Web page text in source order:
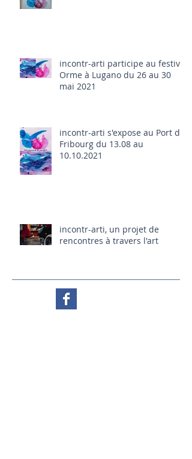
incontr-arti participe au festival
Orme à Lugano du 26 au 30
mai 2021
incontr-arti s'expose au Port de
Fribourg du 13.08 au
10.10.2021
incontr-arti, un projet de
rencontres à travers l'art